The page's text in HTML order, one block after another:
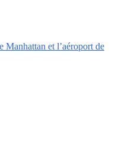
Manhattan et l’aéroport de